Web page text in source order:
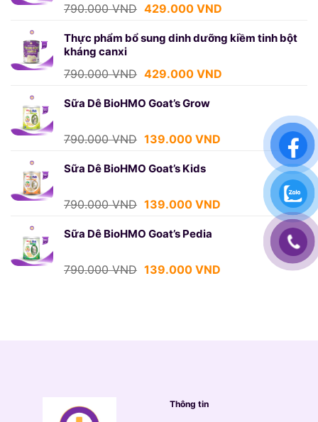
790.000VND Giá
là:
429.000 VNDGiá
tại
Thực phẩm bổ sung dinh dưỡng kiềm tinh bột
kháng canxi
790.000VND Giá
là:
429.000 VNDGiá
429.000 VND.
Sữa Dê BioHMO Goat’s Grow
790.000VND Giá
là:
139.000 VNDGiá
139.000 VND.
Sữa Dê BioHMO Goat’s Kids
790.000VND Giá
là:
139.000 VNDGiá
139.000 VND.
Sữa Dê BioHMO Goat’s Pedia
790.000VND Giá
139.000 VNDGiá
Thông tin